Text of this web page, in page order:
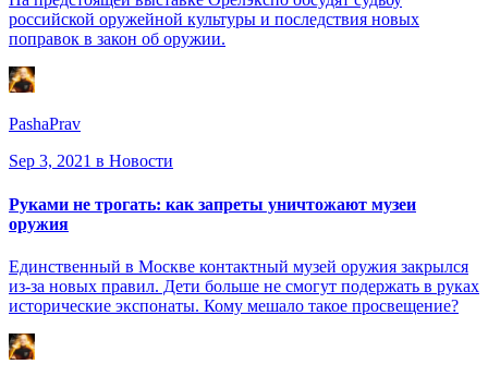
российской оружейной культуры и последствия новых
поправок в закон об оружии.
PashaPrav
Sep 3, 2021 в Новости
Руками не трогать: как запреты уничтожают музеи
оружия
Единственный в Москве контактный музей оружия закрылся
из-за новых правил. Дети больше не смогут подержать в руках
исторические экспонаты. Кому мешало такое просвещение?